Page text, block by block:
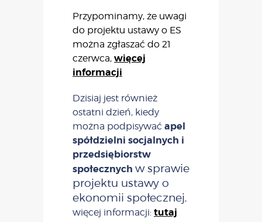
Przypominamy, że uwagi
do projektu ustawy o ES
można zgłaszać do 21
czerwca, więcej
informacji
Dzisiaj jest również
ostatni dzień, kiedy
można podpisywać apel
spółdzielni socjalnych i
przedsiębiorstw
społecznych w sprawie
projektu ustawy o
ekonomii społecznej,
więcej informacji: tutaj